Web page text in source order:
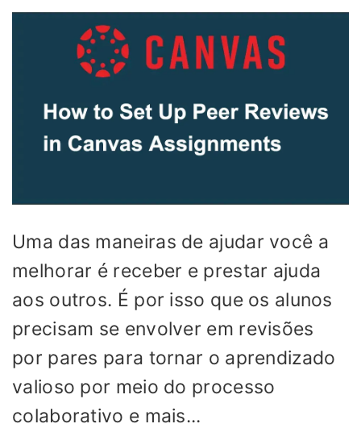
Uma das maneiras de ajudar você a
melhorar é receber e prestar ajuda
aos outros. É por isso que os alunos
precisam se envolver em revisões
por pares para tornar o aprendizado
valioso por meio do processo
colaborativo e mais...